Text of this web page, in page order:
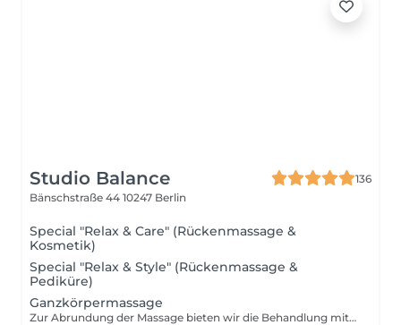
Studio Balance
136
Bänschstraße 44 10247 Berlin
Special "Relax & Care" (Rückenmassage &
Kosmetik)
Special "Relax & Style" (Rückenmassage &
Pediküre)
Ganzkörpermassage
Zur Abrundung der Massage bieten wir die Behandlung mit aroma- tischen Duftölen an. Während der Behandlung entfalten diese durch die Hautwärme eine intensive Wirkung auf Körper und Psyche. Wir verwenden ausschließlich natürliche Duftöle (z.B. Weleda), die bewusst ohne synthetische Farb- und Duftstoffe auskommen und deren Parfümierung ausschließlich über natürliche ätherische ...